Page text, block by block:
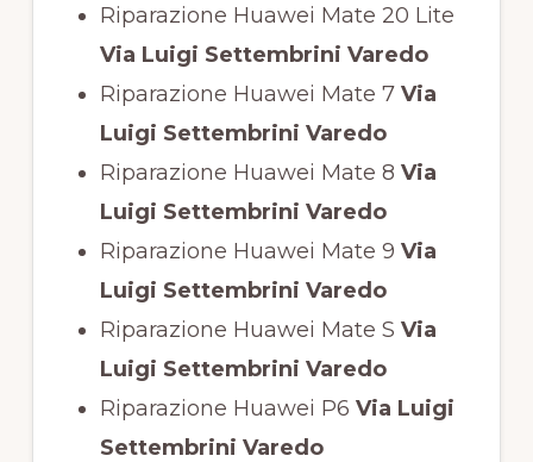
Riparazione Huawei Mate 20 Lite
Via Luigi Settembrini Varedo
Riparazione Huawei Mate 7Via
Luigi Settembrini Varedo
Riparazione Huawei Mate 8 Via
Luigi Settembrini Varedo
Riparazione Huawei Mate 9 Via
Luigi Settembrini Varedo
Riparazione Huawei Mate S Via
Luigi Settembrini Varedo
Riparazione Huawei P6 Via Luigi
Settembrini Varedo